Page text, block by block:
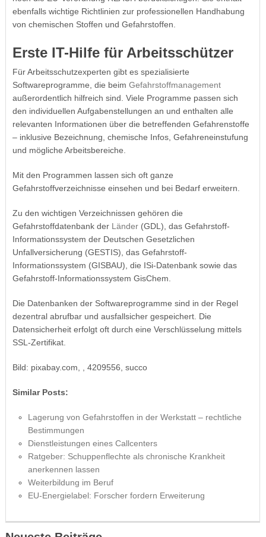
ebenfalls wichtige Richtlinien zur professionellen Handhabung
von chemischen Stoffen und Gefahrstoffen.
Erste IT-Hilfe für Arbeitsschützer
Für Arbeitsschutzexperten gibt es spezialisierte
Softwareprogramme, die beim Gefahrstoffmanagement
außerordentlich hilfreich sind. Viele Programme passen sich
den individuellen Aufgabenstellungen an und enthalten alle
relevanten Informationen über die betreffenden Gefahrenstoffe
– inklusive Bezeichnung, chemische Infos, Gefahreneinstufung
und mögliche Arbeitsbereiche.
Mit den Programmen lassen sich oft ganze
Gefahrstoffverzeichnisse einsehen und bei Bedarf erweitern.
Zu den wichtigen Verzeichnissen gehören die
Gefahrstoffdatenbank der Länder(GDL), das Gefahrstoff-
Informationssystem der Deutschen Gesetzlichen
Unfallversicherung (GESTIS), das Gefahrstoff-
Informationssystem (GISBAU), die ISi-Datenbank sowie das
Gefahrstoff-Informationssystem GisChem.
Die Datenbanken der Softwareprogramme sind in der Regel
dezentral abrufbar und ausfallsicher gespeichert. Die
Datensicherheit erfolgt oft durch eine Verschlüsselung mittels
SSL-Zertifikat.
Bild: pixabay.com, , 4209556, succo
Similar Posts:
Lagerung von Gefahrstoffen in der Werkstatt – rechtliche
Bestimmungen
Dienstleistungen eines Callcenters
Ratgeber: Schuppenflechte als chronische Krankheit
anerkennen lassen
Weiterbildung im Beruf
EU-Energielabel: Forscher fordern Erweiterung